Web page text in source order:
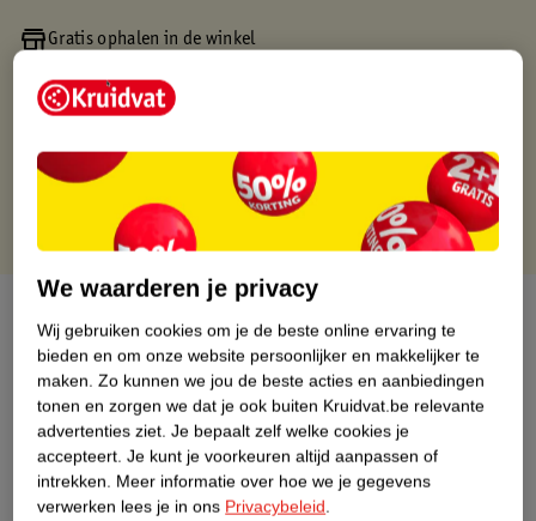
Gratis ophalen in de winkel
Gratis thuisbezorgd vanaf 50.00
Gratis punten met je Kruidvat kaart
Productinformatie
Etiketinformatie
Nature Impact Score
We waarderen je privacy
Wij gebruiken cookies om je de beste online ervaring te
bieden en om onze website persoonlijker en makkelijker te
maken. Zo kunnen we jou de beste acties en aanbiedingen
tonen en zorgen we dat je ook buiten Kruidvat.be relevante
advertenties ziet. Je bepaalt zelf welke cookies je
accepteert. Je kunt je voorkeuren altijd aanpassen of
intrekken. Meer informatie over hoe we je gegevens
verwerken lees je in ons Privacybeleid.